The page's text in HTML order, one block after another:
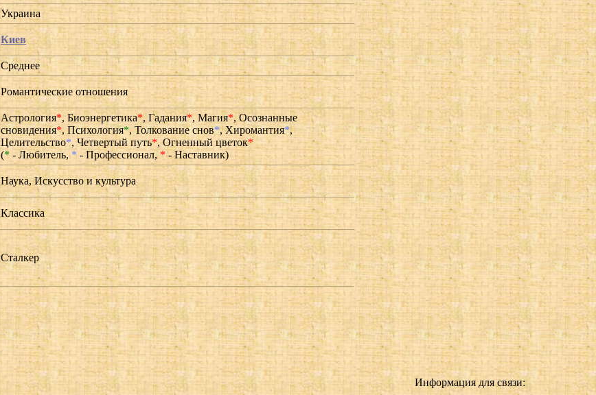
Украина
Киев
Среднее
Романтические отношения
Астрология*,Биоэнергетика*, Гадания*, Магия*, Осознанные
сновидения*, Психология*, Толкование снов*,Хиромантия*,
Целительство*, Четвертый путь*,Огненный цветок*
(* - Любитель,* - Профессионал, *- Наставник)
Наука, Искусство и культура
Классика
Сталкер
Информация для связи: